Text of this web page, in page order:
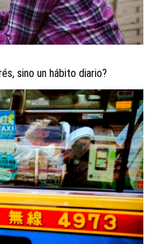
sino un hábito diario?